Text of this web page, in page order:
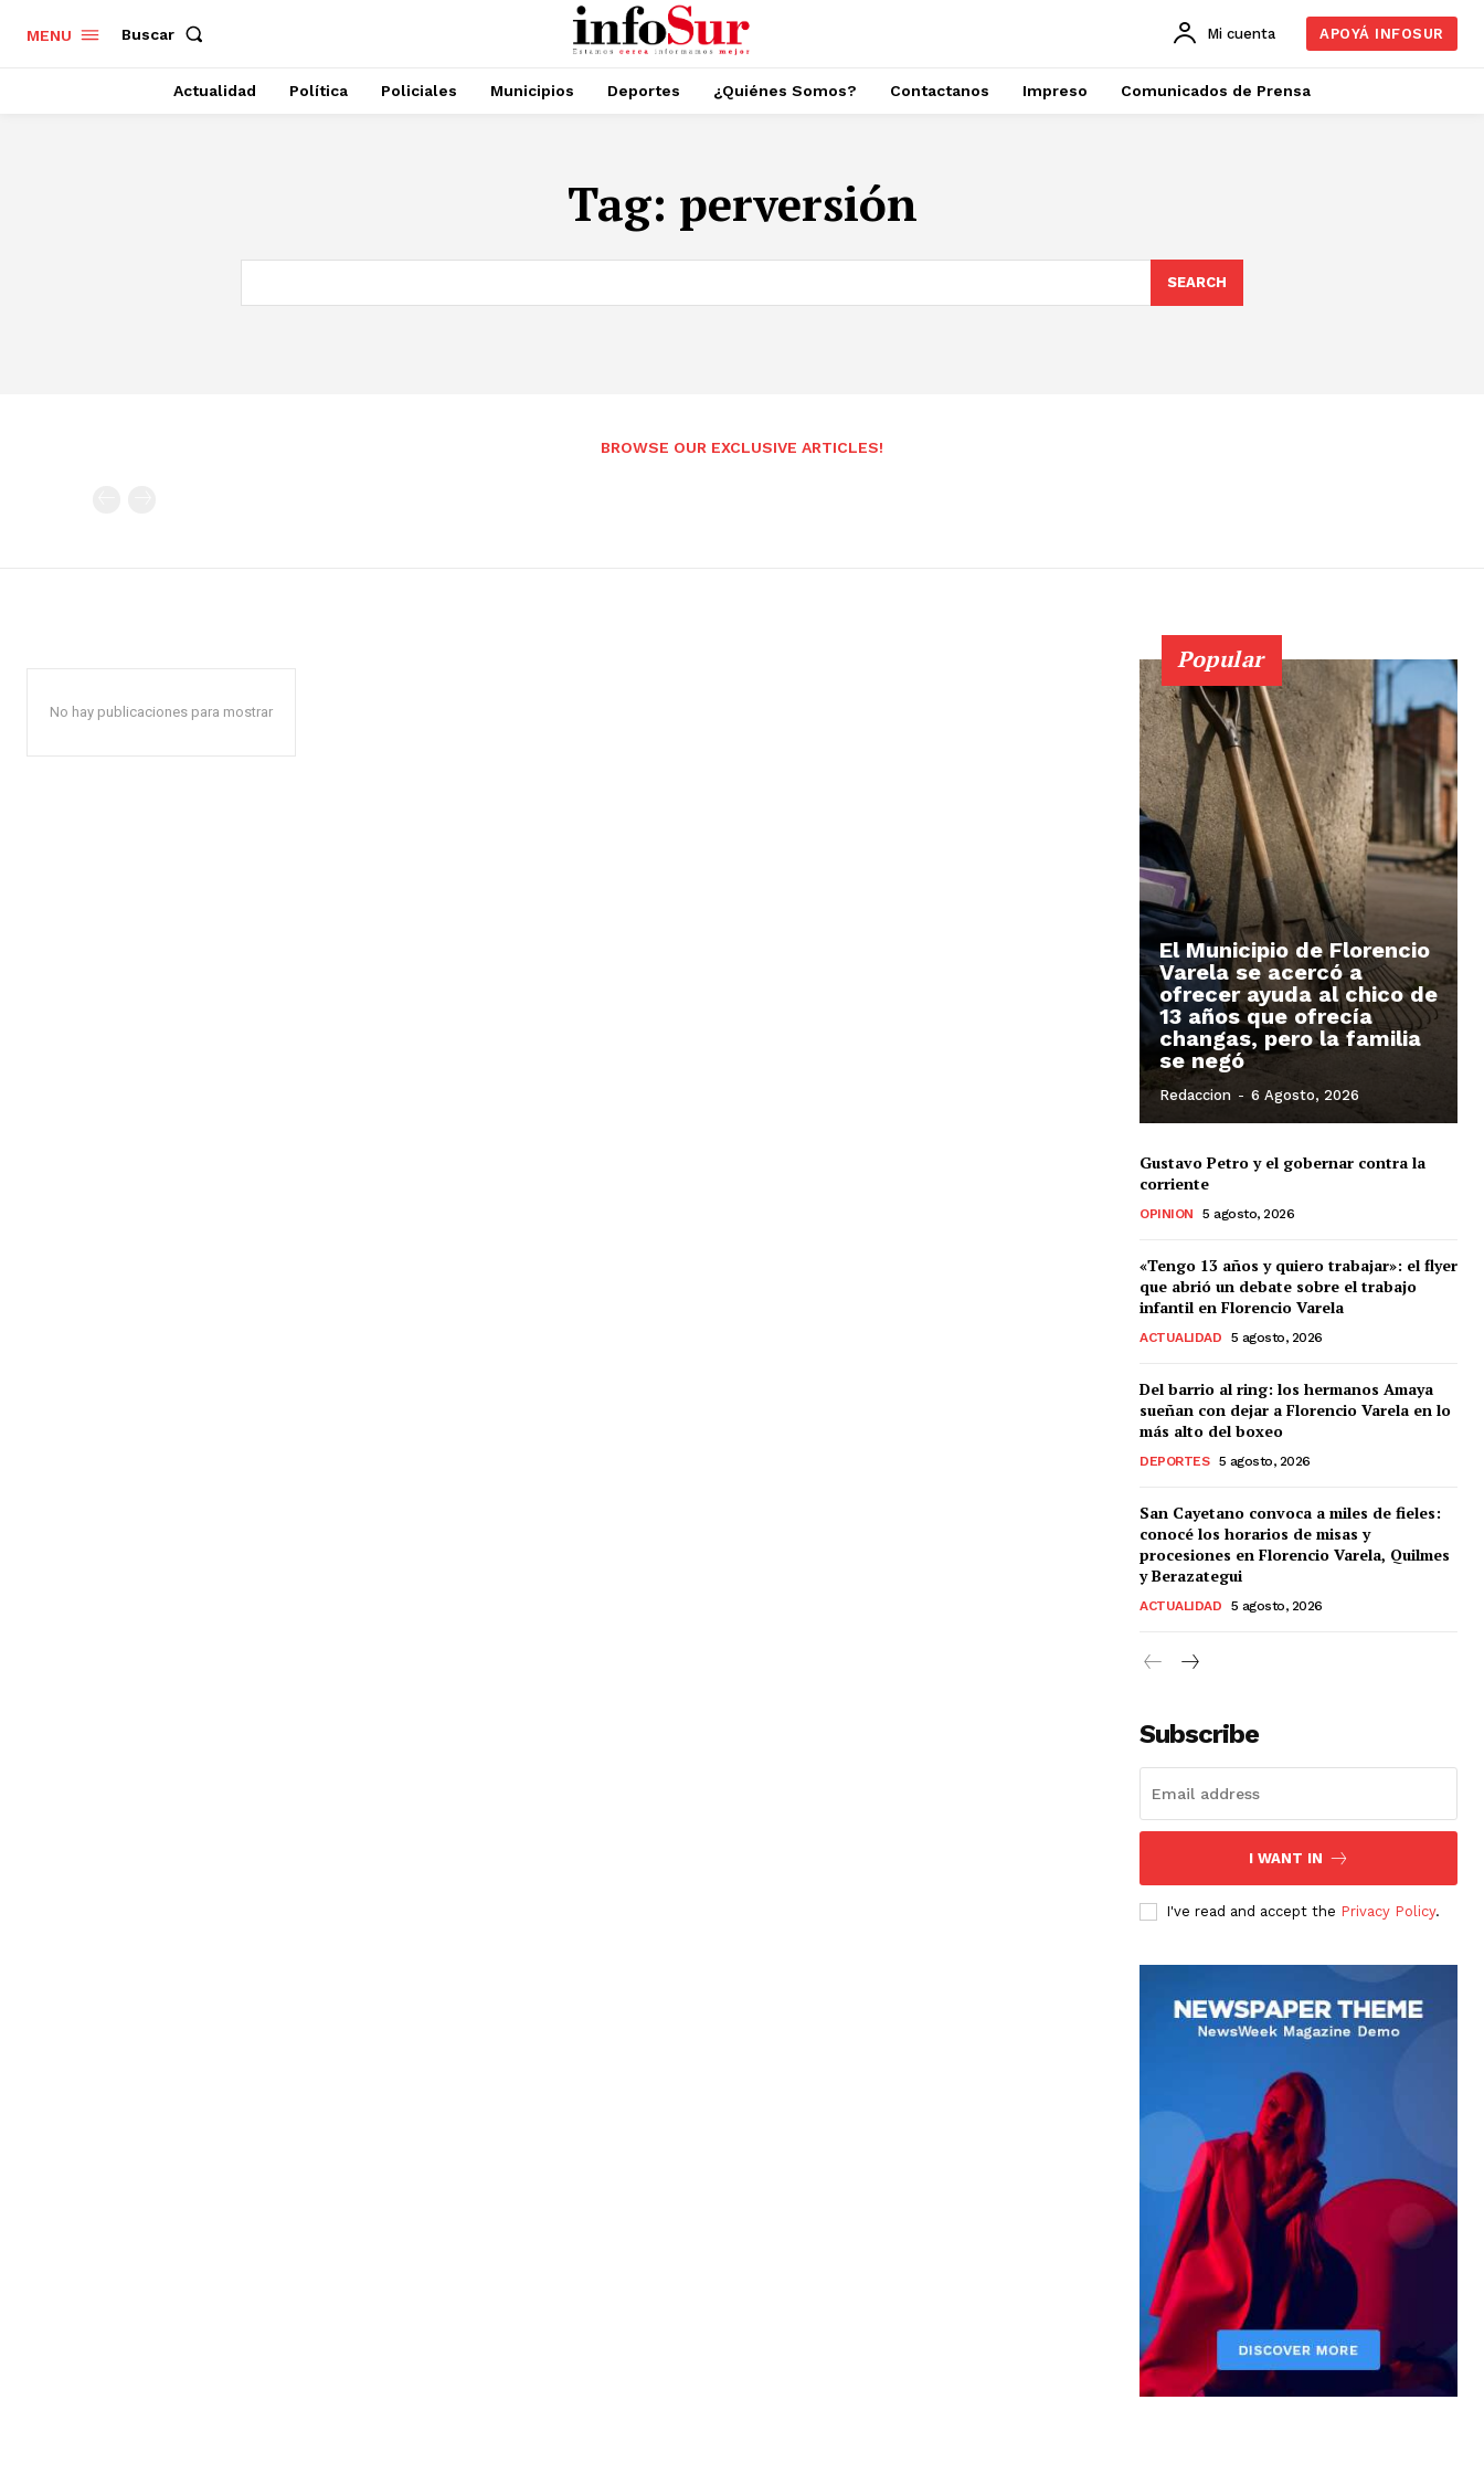
MENU Buscar Mi cuenta APOYÁ INFOSUR
Actualidad Política Policiales Municipios Deportes ¿Quiénes Somos? Contactanos Impreso Comunicados de Prensa
Tag: perversión
SEARCH
BROWSE OUR EXCLUSIVE ARTICLES!
No hay publicaciones para mostrar
Popular
El Municipio de Florencio
Varela se acercó a
ofrecer ayuda al chico de
13 años que ofrecía
changas, pero la familia
se negó
Redaccion - 6 Agosto, 2026
Gustavo Petro y el gobernar contra la
corriente
OPINION 5 agosto, 2026
«Tengo 13 años y quiero trabajar»: el flyer
que abrió un debate sobre el trabajo
infantil en Florencio Varela
ACTUALIDAD 5 agosto, 2026
Del barrio al ring: los hermanos Amaya
sueñan con dejar a Florencio Varela en lo
más alto del boxeo
DEPORTES 5 agosto, 2026
San Cayetano convoca a miles de fieles:
conocé los horarios de misas y
procesiones en Florencio Varela, Quilmes
y Berazategui
ACTUALIDAD 5 agosto, 2026
Subscribe
I WANT IN
I've read and accept the Privacy Policy.